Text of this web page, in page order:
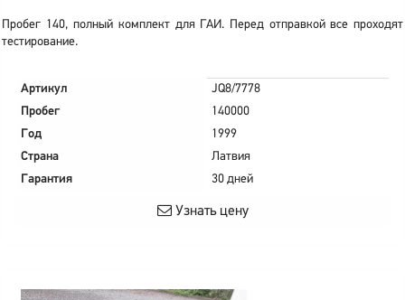
Пробег 140, полный комплект для ГАИ. Перед отправкой все проходят
тестирование.
Артикул
JQ8/7778
Пробег
140000
Год
1999
Страна
Латвия
Гарантия
30 дней
Узнать цену